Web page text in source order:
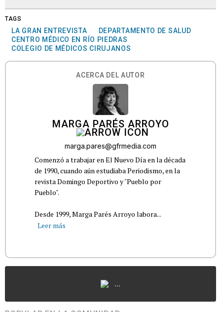
TAGS
LA GRAN ENTREVISTA
DEPARTAMENTO DE SALUD
CENTRO MÉDICO EN RÍO PIEDRAS
COLEGIO DE MÉDICOS CIRUJANOS
ACERCA DEL AUTOR
MARGA PARÉS ARROYO
marga.pares@gfrmedia.com
Comenzó a trabajar en El Nuevo Día en la década
de 1990, cuando aún estudiaba Periodismo, en la
revista Domingo Deportivo y "Pueblo por
Pueblo".
Desde 1999, Marga Parés Arroyo labora...
Leer más
...